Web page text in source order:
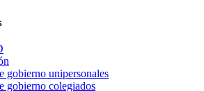
gobierno unipersonales
gobierno colegiados